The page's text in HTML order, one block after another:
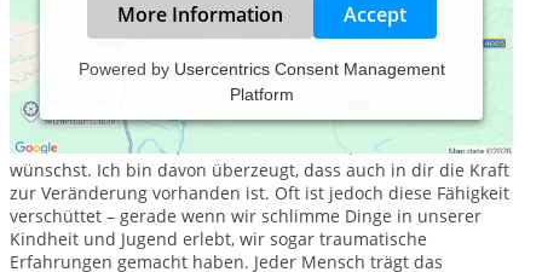
More Information Accept
Powered by Usercentrics Consent Management
Platform
In der prozessorientierten Körpertherapie helfe ich dir dabei,
die Gründe aufzudecken und aus dem Weg zu räumen, die
dich davon abhalten, ein Leben zu führen, wie du es dir
wünschst. Ich bin davon überzeugt, dass auch in dir die Kraft
zur Veränderung vorhanden ist. Oft ist jedoch diese Fähigkeit
verschüttet – gerade wenn wir schlimme Dinge in unserer
Kindheit und Jugend erlebt, wir sogar traumatische
Erfahrungen gemacht haben. Jeder Mensch trägt das